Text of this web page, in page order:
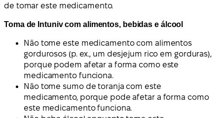
de tomar este medicamento.
Toma de Intuniv com alimentos, bebidas e álcool
Não tome este medicamento com alimentos
gordurosos (p. ex., um desjejum rico em gorduras),
porque podem afetar a forma como este
medicamento funciona.
Não tome sumo de toranja com este
medicamento, porque pode afetar a forma como
este medicamento funciona.